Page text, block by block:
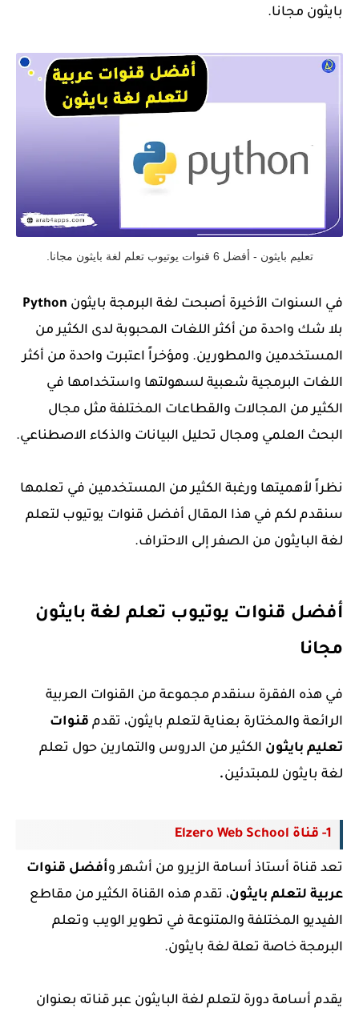
بايثون مجانا.
تعليم بايثون - أفضل 6 قنوات يوتيوب تعلم لغة بايثون مجانا.
في السنوات الأخيرة أصبحت لغة البرمجة بايثون Python
بلا شك واحدة من أكثر اللغات المحبوبة لدى الكثير من
المستخدمين والمطورين. ومؤخراً اعتبرت واحدة من أكثر
اللغات البرمجية شعبية لسهولتها واستخدامها في
الكثير من المجالات والقطاعات المختلفة مثل مجال
البحث العلمي ومجال تحليل البيانات والذكاء الاصطناعي.
نظراً لأهميتها ورغبة الكثير من المستخدمين في تعلمها
سنقدم لكم في هذا المقال أفضل قنوات يوتيوب لتعلم
لغة البايثون من الصفر إلى الاحتراف.
أفضل قنوات يوتيوب تعلم لغة بايثون
مجانا
في هذه الفقرة سنقدم مجموعة من القنوات العربية
الرائعة والمختارة بعناية لتعلم بايثون، تقدم قنوات
تعليم بايثون الكثير من الدروس والتمارين حول تعلم
لغة بايثون للمبتدئين.
1- قناة Elzero Web School
تعد قناة أستاذ أسامة الزيرو من أشهر وأفضل قنوات
عربية لتعلم بايثون، تقدم هذه القناة الكثير من مقاطع
الفيديو المختلفة والمتنوعة في تطوير الويب وتعلم
البرمجة خاصة تعلة لغة بايثون.
يقدم أسامة دورة لتعلم لغة البايثون عبر قناته بعنوان